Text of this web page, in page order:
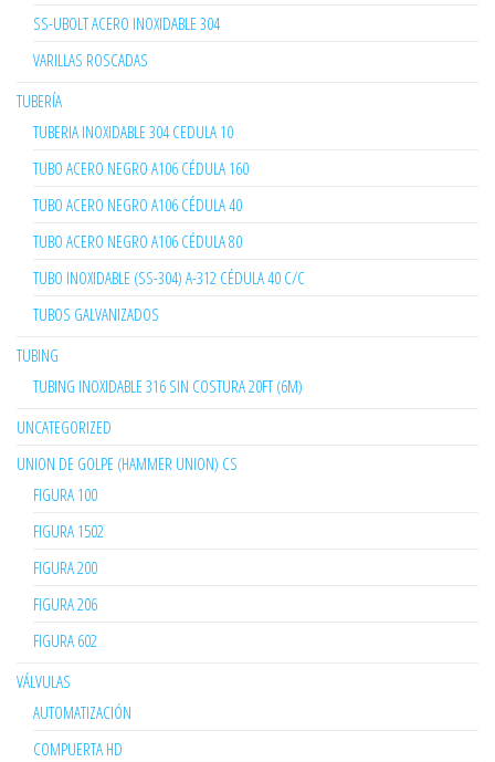
SS-UBOLT ACERO INOXIDABLE 304
VARILLAS ROSCADAS
TUBERÍA
TUBERIA INOXIDABLE 304 CEDULA 10
TUBO ACERO NEGRO A106 CÉDULA 160
TUBO ACERO NEGRO A106 CÉDULA 40
TUBO ACERO NEGRO A106 CÉDULA 80
TUBO INOXIDABLE (SS-304) A-312 CÉDULA 40 C/C
TUBOS GALVANIZADOS
TUBING
TUBING INOXIDABLE 316 SIN COSTURA 20FT (6M)
UNCATEGORIZED
UNION DE GOLPE (HAMMER UNION) CS
FIGURA 100
FIGURA 1502
FIGURA 200
FIGURA 206
FIGURA 602
VÁLVULAS
AUTOMATIZACIÓN
COMPUERTA HD